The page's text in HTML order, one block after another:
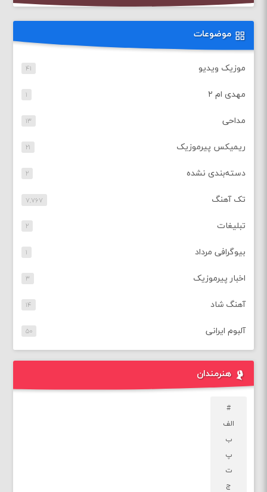
موضوعات
موزیک ویدیو ۴۱
مهدی ام ۲ ۱
مداحی ۱۳
ریمیکس پیرموزیک ۲۱
دسته‌بندی نشده ۲
تک آهنگ ۷,۷۶۷
تبلیغات ۲
بیوگرافی مرداد ۱
اخبار پیرموزیک ۳
آهنگ شاد ۱۴
آلبوم ایرانی ۵۰
هنرمندان
#
الف
ب
پ
ت
ج